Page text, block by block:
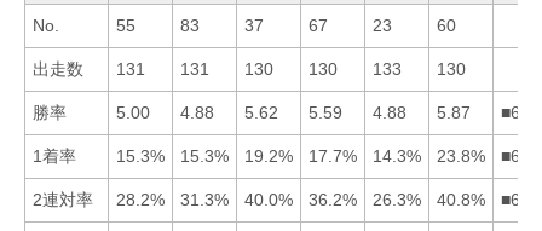
No. 55 83 37 67 23 60
出走数 131 131 130 130 133 130
勝率 5.00 4.88 5.62 5.59 4.88 5.87
1着率 15.3% 15.3% 19.2% 17.7% 14.3% 23.8%
2連対率 28.2% 31.3% 40.0% 36.2% 26.3% 40.8%